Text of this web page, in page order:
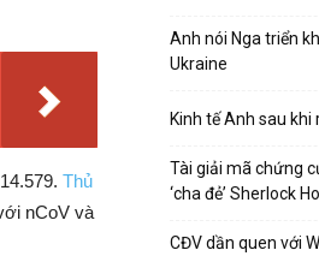
Thủ
nCoV và
Anh nói Nga triển
Ukraine
Kinh tế Anh sau khi
Tài giải mã chứng
‘cha đẻ’ Sherlock
CĐV dần quen với